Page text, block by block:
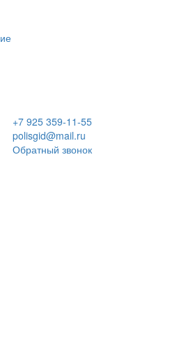
+7 925 359-11-55
polisgid@mail.ru
Обратный звонок